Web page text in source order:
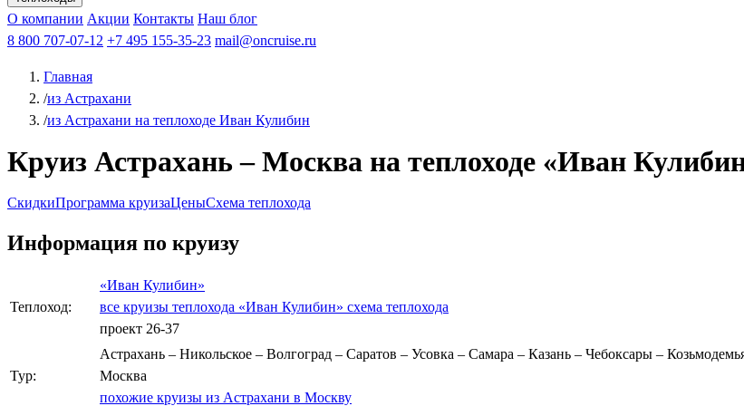
Афанасий Никитин Октябрьская революция
О компании Акции Контакты Наш блог
8 800 707-07-12 +7 495 155-35-23 mail@oncruise.ru
Главная
/из Астрахани
/из Астрахани на теплоходе Иван Кулибин
Круиз Астрахань – Москва на теплоходе «Иван
СкидкиПрограмма круизаЦеныСхема теплохода
Информация по круизу
Теплоход:
«Иван Кулибин»
все круизы теплохода «Иван Кулибин» схема теплохода
проект 26-37
Тур:
Астрахань – Никольское – Волгоград – Саратов – Усовка – Самара – Казань – Чебоксары –
Москва
похожие круизы из Астрахани в Москву